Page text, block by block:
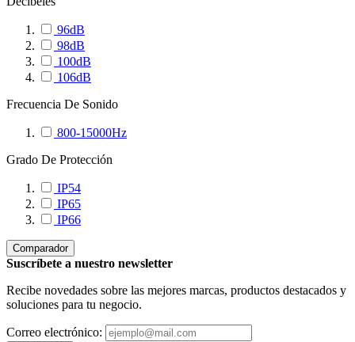
96dB
98dB
100dB
106dB
Frecuencia De Sonido
800-15000Hz
Grado De Protección
IP54
IP65
IP66
Comparador
Suscríbete a nuestro newsletter
Recibe novedades sobre las mejores marcas, productos destacados y
soluciones para tu negocio.
Correo electrónico: